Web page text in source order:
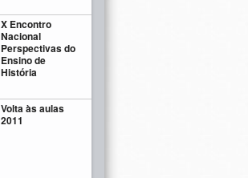
X Encontro
Nacional
Perspectivas do
Ensino de
História
Volta às aulas
2011